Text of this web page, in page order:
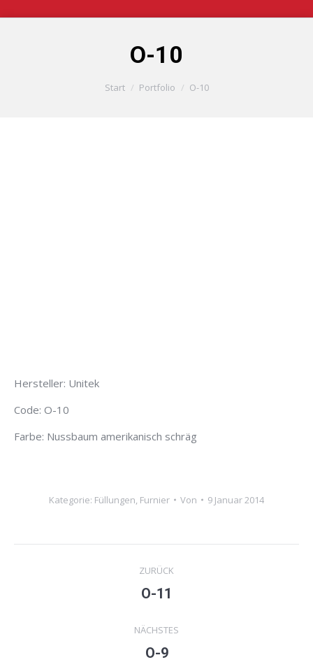
O-10
Sie befinden sich hier:
Start Portfolio O-10
Hersteller: Unitek
Code: O-10
Farbe: Nussbaum amerikanisch schräg
Kategorie: Füllungen, Furnier Von 9 Januar 2014
ZURÜCK
Previous
O-11
NÄCHSTES
Next
O-9